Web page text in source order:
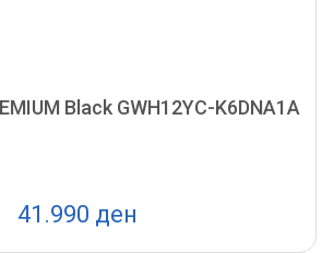
Black GWH12YC-K6DNA1A
41.990 ден